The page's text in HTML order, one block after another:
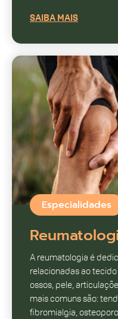
SAIBA MAIS
Especialidades
A reumatologia é
relacionadas ao
ossos, pele,
mais comuns são:
fibromialgia,